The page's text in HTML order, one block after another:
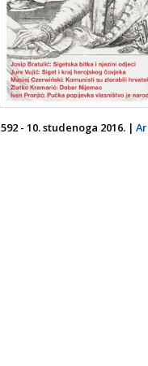
592 - 10. studenoga 2016. |